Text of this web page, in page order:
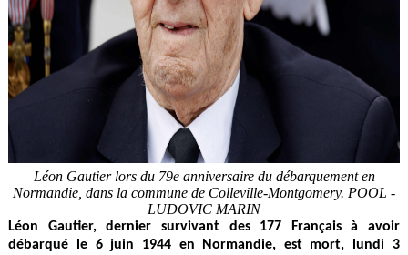
Léon Gautier lors du 79e anniversaire du débarquement en
Normandie, dans la commune de Colleville-Montgomery. POOL -
LUDOVIC MARIN
Léon Gautier, dernier survivant des 177 Français à avoir
débarqué le 6 juin 1944 en Normandie, est mort, lundi 3